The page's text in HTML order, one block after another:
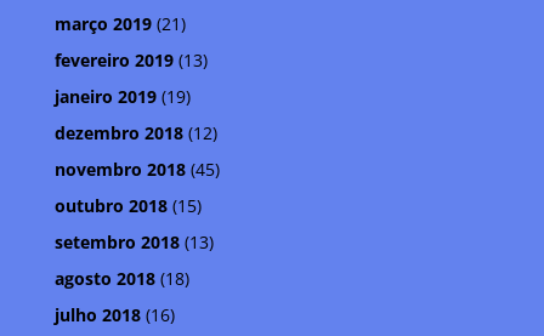
março 2019(21)
fevereiro 2019(13)
janeiro 2019(19)
dezembro 2018(12)
novembro 2018(45)
outubro 2018(15)
setembro 2018(13)
agosto 2018(18)
julho 2018(16)